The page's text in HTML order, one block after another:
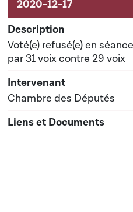
Voté(e) refusé(e) en
par 31 voix contre 29 voix
Chambre des Députés